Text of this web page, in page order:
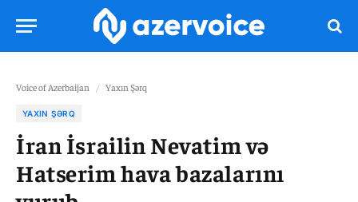
Voice of Azerbaijan / Yaxın Şərq
YAXIN ŞƏRQ
İran İsrailin Nevatim və
Hatserim hava bazalarını